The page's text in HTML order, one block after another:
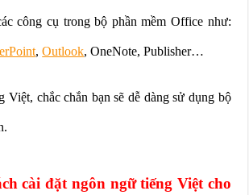
công cụ trong bộ phần mềm Office như:
,Outlook, OneNote, Publisher…
Việt, chắc chắn bạn sẽ dễ dàng sử dụng bộ
cài đặt ngôn ngữ tiếng Việt cho